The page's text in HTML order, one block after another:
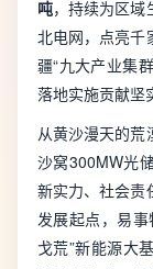
吨，持续为区
北电网，点亮千
疆“九大产业集
落地实施贡献坚
从黄沙漫天的
沙窝300MW光
新实力、社会责
发展起点，易
戈荒”新能源大